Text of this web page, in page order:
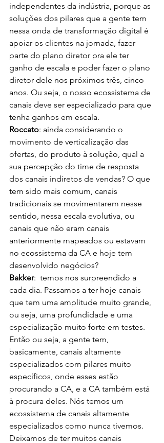
independentes da indústria, porque as
soluções dos pilares que a gente tem
nessa onda de transformação digital é
apoiar os clientes na jornada, fazer
parte do plano diretor pra ele ter
ganho de escala e poder fazer o plano
diretor dele nos próximos três, cinco
anos. Ou seja, o nosso ecossistema de
canais deve ser especializado para que
tenha ganhos em escala.
Roccato: ainda considerando o
movimento de verticalização das
ofertas, do produto à solução, qual a
sua percepção do time de resposta
dos canais indiretos de vendas? O que
tem sido mais comum, canais
tradicionais se movimentarem nesse
sentido, nessa escala evolutiva, ou
canais que não eram canais
anteriormente mapeados ou estavam
no ecossistema da CA e hoje tem
desenvolvido negócios?
Bakker:  temos nos surpreendido a
cada dia. Passamos a ter hoje canais
que tem uma amplitude muito grande,
ou seja, uma profundidade e uma
especialização muito forte em testes.
Então ou seja, a gente tem,
basicamente, canais altamente
especializados com pilares muito
específicos, onde esses estão
procurando a CA, e a CA também está
à procura deles. Nós temos um
ecossistema de canais altamente
especializados como nunca tivemos.
Deixamos de ter muitos canais